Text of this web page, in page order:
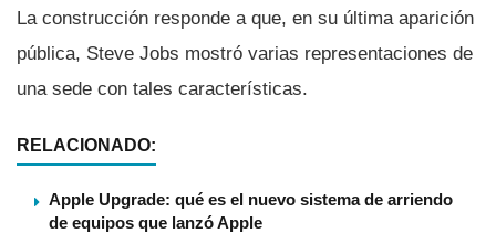
La construcción responde a que, en su última aparición
pública, Steve Jobs mostró varias representaciones de
una sede con tales caracterí­sticas.
RELACIONADO:
Apple Upgrade: qué es el nuevo sistema de arriendo
de equipos que lanzó Apple